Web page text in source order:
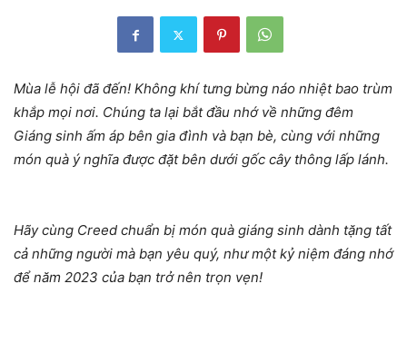
Mùa lễ hội đã đến! Không khí tưng bừng náo nhiệt bao trùm
khắp mọi nơi. Chúng ta lại bắt đầu nhớ về những đêm
Giáng sinh ấm áp bên gia đình và bạn bè, cùng với những
món quà ý nghĩa được đặt bên dưới gốc cây thông lấp lánh.
Hãy cùng Creed chuẩn bị món quà giáng sinh dành tặng tất
cả những người mà bạn yêu quý, như một kỷ niệm đáng nhớ
để năm 2023 của bạn trở nên trọn vẹn!